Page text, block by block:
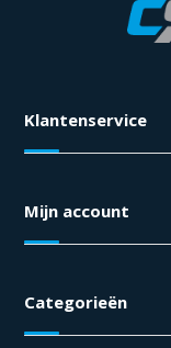
Klantenservice
Mijn account
Categorieën